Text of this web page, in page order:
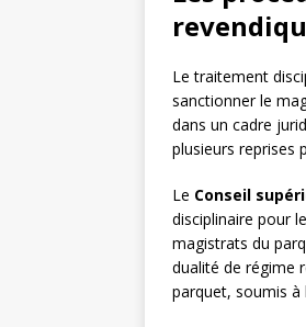
Le traitement
sanctionner le
dans un cadre
plusieurs reprises
Le Conseil
disciplinaire pour
magistrats du
dualité de régime
parquet, soumis à